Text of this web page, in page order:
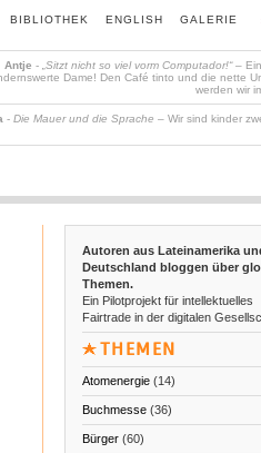
GALERIE
ENGLISH
BIBLIOTHEK
Antje - „Sitzt nicht so viel vorm Computador!“–
Dame! Den Café tinto und die nette
werden wir
- Die Mauer und die Sprache – Wir sind kinder
Autoren aus Lateinamerika
Deutschland bloggen über
Themen.
Ein Pilotprojekt für intellektuelles
Fairtrade in der digitalen
THEMEN
Atomenergie(14)
Buchmesse(36)
Bürger(60)